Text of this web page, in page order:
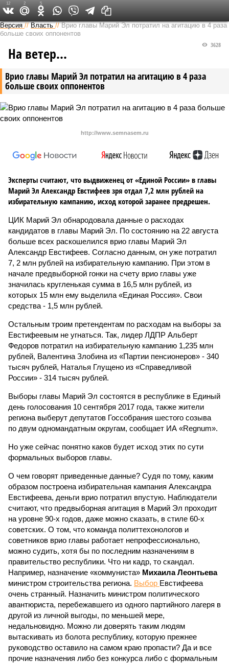
Версия в Чувашии
Версия //Власть //Врио главы Марий Эл потратил на агитацию в 4 раза
больше своих оппонентов
Врио главы Марий Эл потратил на агитацию в 4 раза
больше своих оппонентов
3628
На ветер...
http://www.semnasem.ru
Эксперты считают, что выдвиженец от «Единой России» в главы
Марий Эл Александр Евстифеев зря отдал 7,2 млн рублей на
избирательную кампанию, исход которой заранее предрешен.
ЦИК Марий Эл обнародовала данные о расходах
кандидатов в главы Марий Эл. По состоянию на 22 августа
больше всех раскошелился врио главы Марий Эл
Александр Евстифеев. Согласно данным, он уже потратил
7, 2 млн рублей на избирательную кампанию. При этом в
начале предвыборной гонки на счету врио главы уже
значилась кругленькая сумма в 16,5 млн рублей, из
которых 15 млн ему выделила «Единая Россия». Свои
средства - 1,5 млн рублей.
Остальным троим претендентам по расходам на выборы за
Евстифеевым не угнаться. Так, лидер ЛДПР Альберт
Федоров потратил на избирательную кампанию 1,235 млн
рублей, Валентина Злобина из «Партии пенсионеров» - 340
тысяч рублей, Наталья Глущено из «Справедливой
России» - 314 тысяч рублей.
Выборы главы Марий Эл состоятся в республике в Единый
день голосования 10 сентября 2017 года, также жители
региона выберут депутатов Госсобрания шестого созыва
по двум одномандатным округам, сообщает ИА «Regnum».
Но уже сейчас понятно каков будет исход этих по сути
формальных выборов главы.
О чем говорят приведенные данные? Судя по тому, каким
образом построена избирательная кампания Александра
Евстифеева, деньги врио потратил впустую. Наблюдатели
считают, что предвыборная агитация в Марий Эл проходит
на уровне 90-х годов, даже можно сказать, в стиле 60-х
советских. О том, что команда политтехонологов и
советников врио главы работает непрофессионально,
можно судить, хотя бы по последним назначениям в
правительство республики. Что ни кадр, то скандал.
Например, назначение «коммуниста» Михаила Леонтьева
министром строительства региона. Выбор Евстифеева
очень странный. Назначить министром политического
авантюриста, перебежавшего из одного партийного лагеря в
другой из личной выгоды, по меньшей мере,
недальновидно. Можно ли доверять таким людям
вытаскивать из болота республику, которую прежнее
руководство оставило на самом краю пропасти? Да и все
прочие назначения либо без конкурса либо с формальным
12 2 5